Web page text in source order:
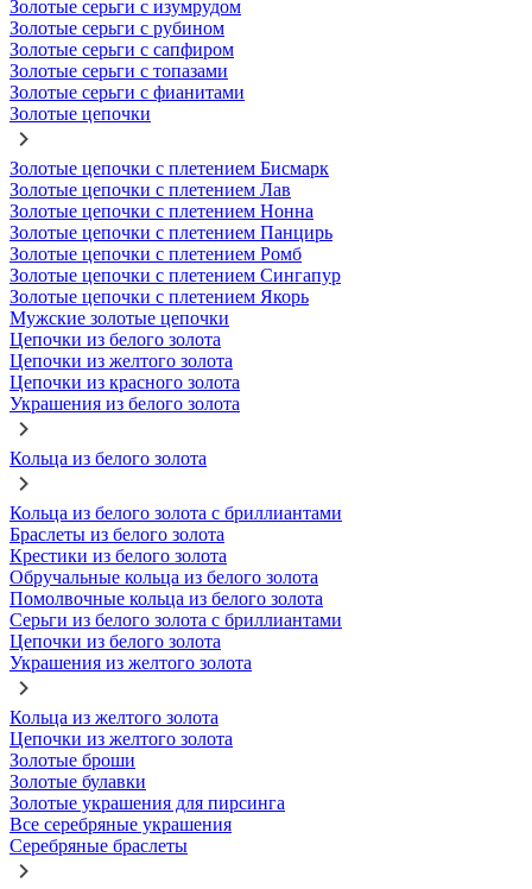
Золотые серьги с изумрудом
Золотые серьги с рубином
Золотые серьги с сапфиром
Золотые серьги с топазами
Золотые серьги с фианитами
Золотые цепочки
Золотые цепочки с плетением Бисмарк
Золотые цепочки с плетением Лав
Золотые цепочки с плетением Нонна
Золотые цепочки с плетением Панцирь
Золотые цепочки с плетением Ромб
Золотые цепочки с плетением Сингапур
Золотые цепочки с плетением Якорь
Мужские золотые цепочки
Цепочки из белого золота
Цепочки из желтого золота
Цепочки из красного золота
Украшения из белого золота
Кольца из белого золота
Кольца из белого золота с бриллиантами
Браслеты из белого золота
Крестики из белого золота
Обручальные кольца из белого золота
Помолвочные кольца из белого золота
Серьги из белого золота с бриллиантами
Цепочки из белого золота
Украшения из желтого золота
Кольца из желтого золота
Цепочки из желтого золота
Золотые броши
Золотые булавки
Золотые украшения для пирсинга
Все серебряные украшения
Серебряные браслеты